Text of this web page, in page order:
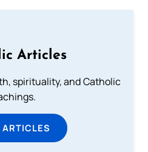
Articles
spirituality, and Catholic
ARTICLES